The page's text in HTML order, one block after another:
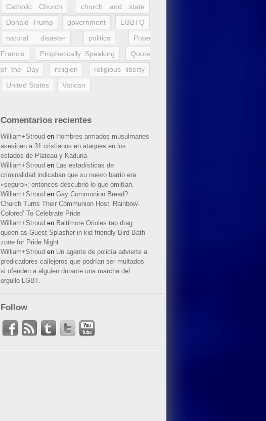
Catholic Church
church and state
Donald Trump
government
LGBTQ
natural disaster
politics
Pope
Francis
Prophetically Speaking
Quote
of the Day
religion
religious liberty
United States
Vatican
Comentarios recientes
William+Stroud en Hombres armados musulmanes
asesinan a 31 cristianos en ataques en los
estados de Plateau y Kaduna
William+Stroud en Las estadísticas de
criminalidad indicaban que su nuevo barrio era
«seguro»; entonces descubrió lo que omitían.
William+Stroud en Gay Communion Bread?
Church Turns Their Communion Host ‘Rainbow-
Colored’ To Celebrate Pride
William+Stroud en Baltimore Orioles tap drag
queen as Guest Splasher in kid-friendly Bird Bath
zone for Pride Night
William+Stroud en Un agente de policía advierte a
predicadores callejeros que podrían ser multados
si ofenden a alguien durante una marcha del
orgullo LGBT.
Follow